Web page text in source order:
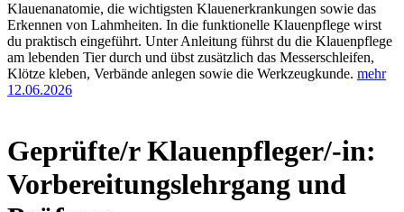
Klauenanatomie, die wichtigsten Klauenerkrankungen sowie das
Erkennen von Lahmheiten. In die funktionelle Klauenpflege wirst
du praktisch eingeführt. Unter Anleitung führst du die Klauenpflege
am lebenden Tier durch und übst zusätzlich das Messerschleifen,
Klötze kleben, Verbände anlegen sowie die Werkzeugkunde. mehr
12.06.2026
Geprüfte/r Klauenpfleger/-in:
Vorbereitungslehrgang und